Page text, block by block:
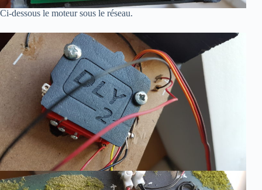
Ci-dessous le moteur sous le réseau.